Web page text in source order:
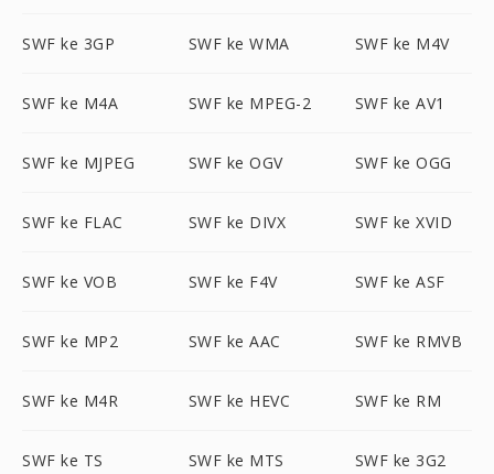
SWF ke 3GP SWF ke WMA SWF ke M4V
SWF ke M4A SWF ke MPEG-2 SWF ke AV1
SWF ke MJPEG SWF ke OGV SWF ke OGG
SWF ke FLAC SWF ke DIVX SWF ke XVID
SWF ke VOB SWF ke F4V SWF ke ASF
SWF ke MP2 SWF ke AAC SWF ke RMVB
SWF ke M4R SWF ke HEVC SWF ke RM
SWF ke TS SWF ke MTS SWF ke 3G2